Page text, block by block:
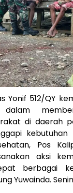
Yonif 512/QY
dalam
di daerah
Pos
aksi
berbagai
Yuwainda.